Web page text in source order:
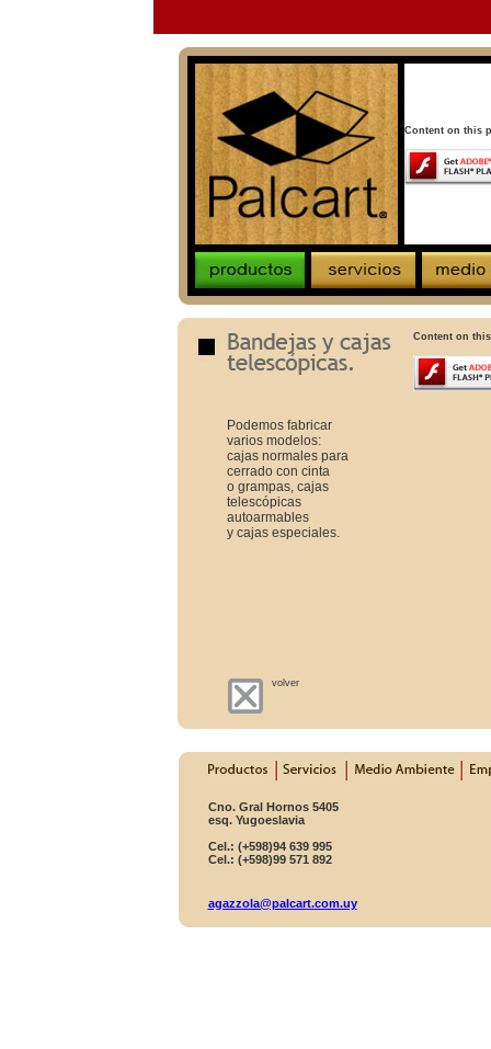
Content on this
Content on
Podemos fabricar
varios modelos:
cajas normales para
cerrado con cinta
o grampas, cajas
telescópicas
autoarmables
y cajas especiales.
volver
Cno. Gral Hornos 5405
esq. Yugoeslavia
Cel.: (+598)94 639 995
Cel.: (+598)99 571 892
agazzola@palcart.com.uy